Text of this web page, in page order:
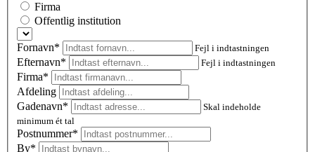
Firma
Offentlig institution
Fornavn* Fejl i indtastningen
Efternavn* Fejl i indtastningen
Firma*
Afdeling
Gadenavn*
Skal indeholde
minimum ét tal
Postnummer*
By*